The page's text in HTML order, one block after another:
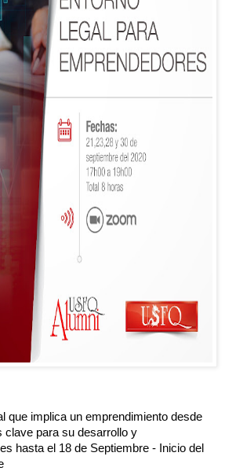
que implica un emprendimiento desde
para su desarrollo y
hasta el 18 de Septiembre - Inicio del